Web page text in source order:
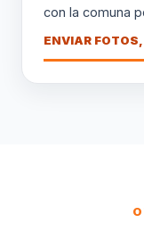
con la comuna
ENVIAR